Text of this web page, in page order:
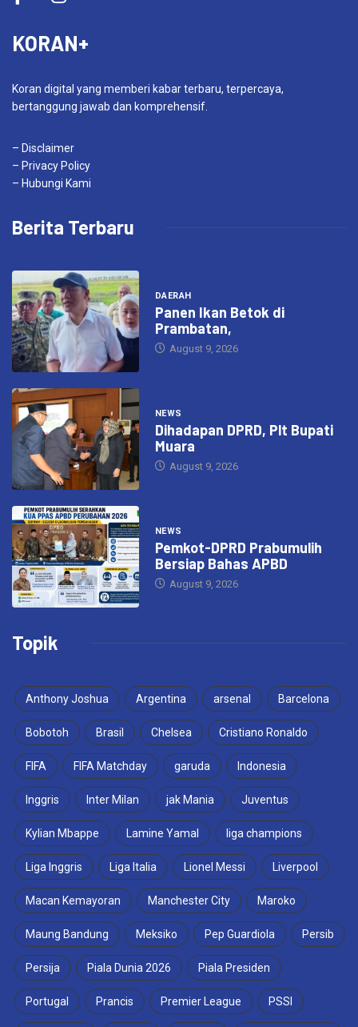
KORAN+
Koran digital yang memberi kabar terbaru, terpercaya,
bertanggung jawab dan komprehensif.
– Disclaimer
– Privacy Policy
– Hubungi Kami
Berita Terbaru
DAERAH
Panen Ikan Betok di
Prambatan,
August 9, 2026
NEWS
Dihadapan DPRD, Plt Bupati
Muara
August 9, 2026
NEWS
Pemkot-DPRD Prabumulih
Bersiap Bahas APBD
August 9, 2026
Topik
Anthony Joshua Argentina arsenal Barcelona
Bobotoh Brasil Chelsea Cristiano Ronaldo
FIFA FIFA Matchday garuda Indonesia
Inggris Inter Milan jak Mania Juventus
Kylian Mbappe Lamine Yamal liga champions
Liga Inggris Liga Italia Lionel Messi Liverpool
Macan Kemayoran Manchester City Maroko
Maung Bandung Meksiko Pep Guardiola Persib
Persija Piala Dunia 2026 Piala Presiden
Portugal Prancis Premier League PSSI